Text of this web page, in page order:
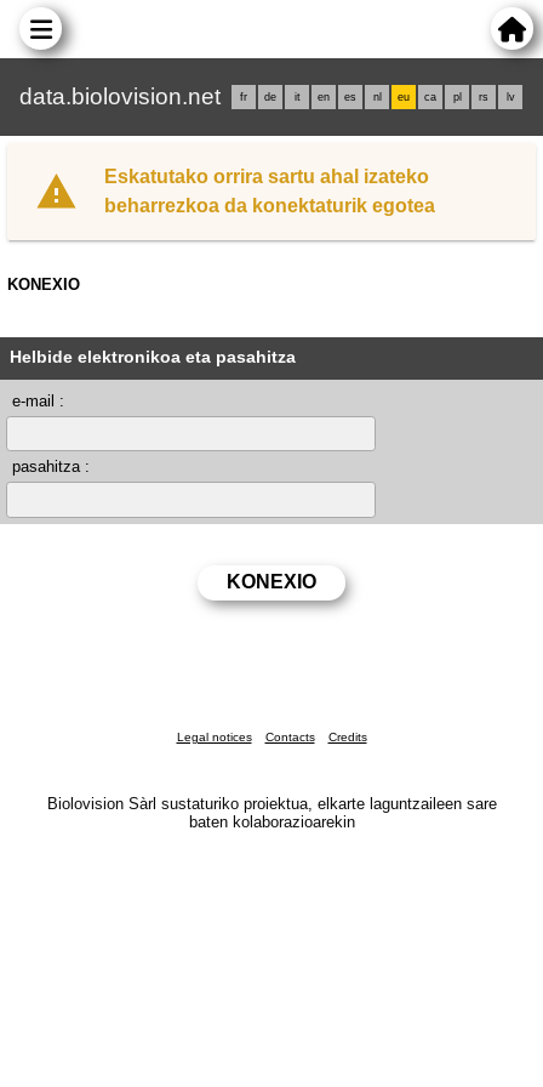
data.biolovision.net fr de it en es nl eu ca pl rs lv
Eskatutako orrira sartu ahal izateko
beharrezkoa da konektaturik egotea
KONEXIO
Helbide elektronikoa eta pasahitza
e-mail :
pasahitza :
Legal notices Contacts Credits
Biolovision Sàrl sustaturiko proiektua, elkarte laguntzaileen sare
baten kolaborazioarekin